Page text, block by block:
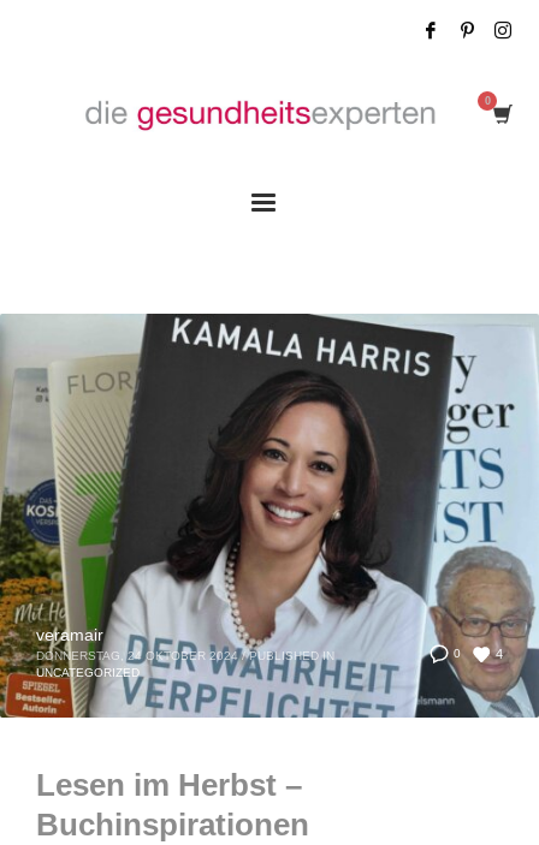
0 4
veramair
DONNERSTAG, 24 OKTOBER 2024 / PUBLISHED IN
UNCATEGORIZED
Lesen im Herbst –
Buchinspirationen